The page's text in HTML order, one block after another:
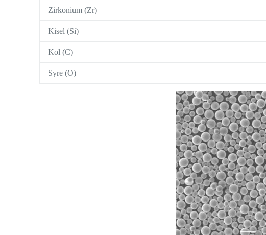
Zirkonium (Zr)
Kisel (Si)
Kol (C)
Syre (O)